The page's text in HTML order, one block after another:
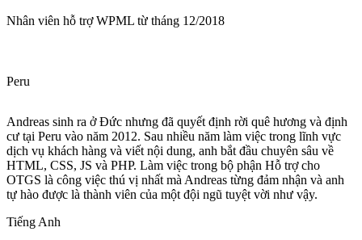
Nhân viên hỗ trợ WPML từ tháng 12/2018
Peru
Andreas sinh ra ở Đức nhưng đã quyết định rời quê hương và định
cư tại Peru vào năm 2012. Sau nhiều năm làm việc trong lĩnh vực
dịch vụ khách hàng và viết nội dung, anh bắt đầu chuyên sâu về
HTML, CSS, JS và PHP. Làm việc trong bộ phận Hỗ trợ cho
OTGS là công việc thú vị nhất mà Andreas từng đảm nhận và anh
tự hào được là thành viên của một đội ngũ tuyệt vời như vậy.
Tiếng Anh